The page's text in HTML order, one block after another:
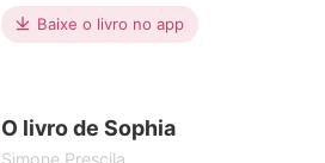
conforme sonharam. Tudo está
dando certo. Porém os perigos, ainda
deixar o paraíso onde estão, par
Primeiro amor
CEO
Encantador
Encantadora
Baixe o livro no app
O livro de Sophia